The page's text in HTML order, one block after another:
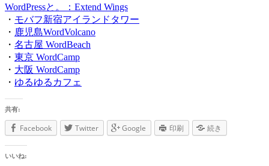
WordPressと。：Extend Wings
・ モバフ新宿アイランドタワー
・ 鹿児島WordVolcano
・ 名古屋 WordBeach
・ 東京 WordCamp
・ 大阪 WordCamp
・ ゆるゆるカフェ
共有:
Facebook Twitter Google 印刷 続き
いいね: